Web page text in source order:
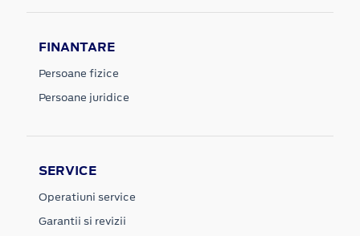
FINANTARE
Persoane fizice
Persoane juridice
SERVICE
Operatiuni service
Garantii si revizii